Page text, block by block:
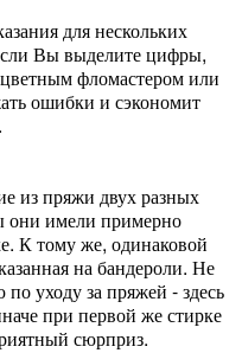
для нескольких
Вы выделите цифры,
фломастером или
ошибки и сэкономит
из пряжи двух разных
они имели примерно
К тому же, одинаковой
на бандероли. Не
уходу за пряжей - здесь
при первой же стирке
сюрприз.